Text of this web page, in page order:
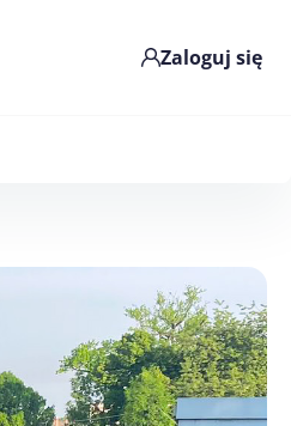
Zaloguj się